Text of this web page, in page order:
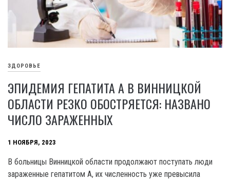
ЗДОРОВЬЕ
ЭПИДЕМИЯ ГЕПАТИТА А В ВИННИЦКОЙ
ОБЛАСТИ РЕЗКО ОБОСТРЯЕТСЯ: НАЗВАНО
ЧИСЛО ЗАРАЖЕННЫХ
1 НОЯБРЯ, 2023
B больницы Винницкой области продолжают поступать люди
зараженные гепатитом A, их численность уже превысила